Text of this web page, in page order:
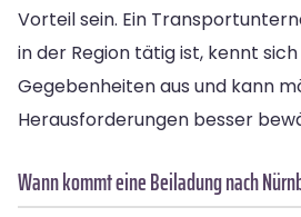
Vorteil sein. Ein
in der Region tätig ist, kennt
Gegebenheiten aus und kann
Herausforderungen besser
Wann kommt eine Beiladung nach